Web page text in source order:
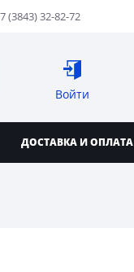
(3843) 32-82-72
Войти
ДОСТАВКА И ОПЛАТА